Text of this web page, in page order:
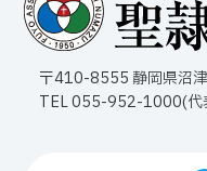
〒410-8555 静岡県沼
TEL 055-952-1000(代